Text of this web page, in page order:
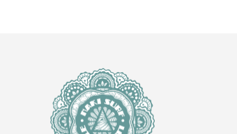
６
文
字）